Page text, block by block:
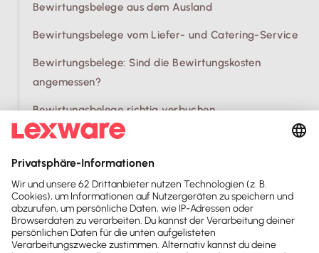
Bewirtungsbelege aus dem Ausland
Bewirtungsbelege vom Liefer- und Catering-Service
Bewirtungsbelege: Sind die Bewirtungskosten
angemessen?
Bewirtungsbelege richtig verbuchen
Hinweis: Gendergerechte Sprache ist uns wichtig. Daher verwenden
wir auf diesem Portal, wann immer möglich, genderneutrale
Bezeichnungen. Daneben weichen wir auf das generische Maskulinum
aus. Hiermit sind ausdrücklich alle Geschlechter (m/w/d) mitgemeint.
Diese Vorgehensweise hat lediglich redaktionelle Gründe und